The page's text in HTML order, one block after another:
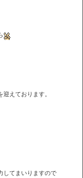
えております。
してまいりますので